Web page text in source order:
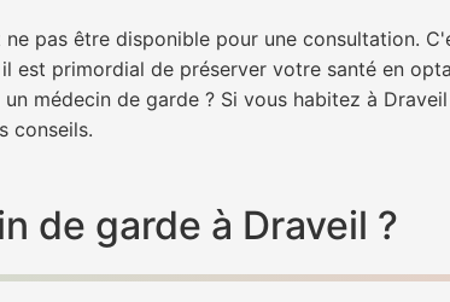
pas être disponible pour une consultation.
est primordial de préserver votre santé en
médecin de garde ? Si vous habitez à
conseils.
de garde à Draveil ?